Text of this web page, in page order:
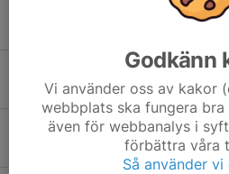
Nu kör vi igång Trixa 2021
Tack för en rolig säsong!
15 sep 2025
Ny tid på söndag, kl 17-18
15 aug 2025
Godkänn
Vi använder oss av kakor
webbplats ska fungera
även för webbanalys i
förbättra våra
Så använder